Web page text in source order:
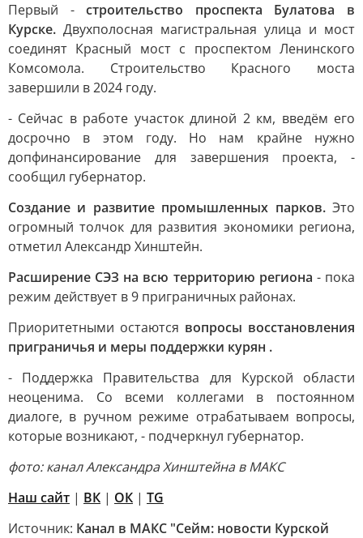
Первый -строительство проспекта Булатова в
Курске. Двухполосная магистральная улица и мост
соединят Красный мост с проспектом Ленинского
Комсомола. Строительство Красного моста
завершили в 2024 году.
- Сейчас в работе участок длиной 2 км, введём его
досрочно в этом году. Но нам крайне нужно
допфинансирование для завершения проекта, -
сообщил губернатор.
Создание и развитие промышленных парков.Это
огромный толчок для развития экономики региона,
отметил Александр Хинштейн.
Расширение СЭЗ на всю территорию региона - пока
режим действует в 9 приграничных районах.
Приоритетными остаются вопросы восстановления
приграничья и меры поддержки курян .
- Поддержка Правительства для Курской области
неоценима. Со всеми коллегами в постоянном
диалоге, в ручном режиме отрабатываем вопросы,
которые возникают, - подчеркнул губернатор.
фото: канал Александра Хинштейна в МАКС
Наш сайт | ВК | ОК | TG
Источник: Канал в МАКС "Сейм: новости Курской